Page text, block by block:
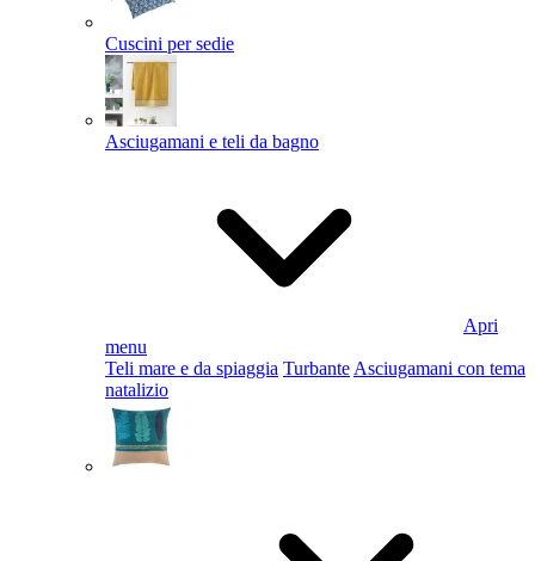
Cuscini per sedie
Asciugamani e teli da bagno
Apri
menu
Teli mare e da spiaggia Turbante Asciugamani con tema
natalizio